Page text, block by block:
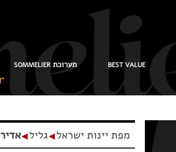
BEST VALUE תערוכתSOMMELIER
מפת יינות ישראל◂גליל◂אדיר